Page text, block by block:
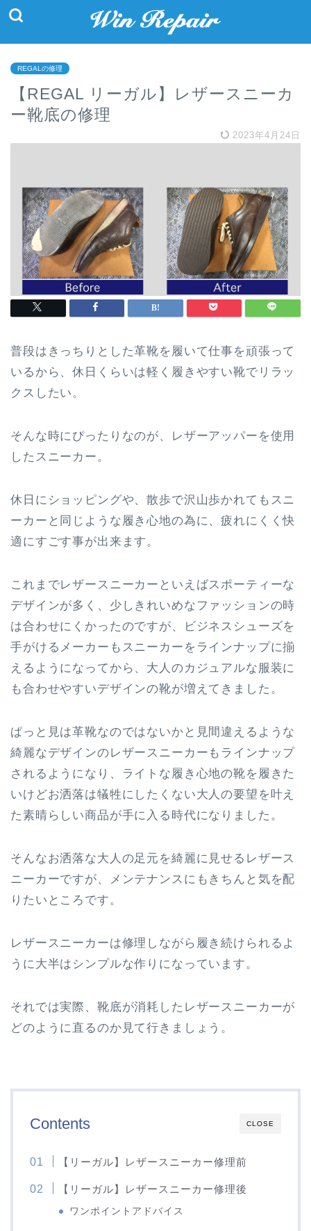
REGALの修理
【REGAL リーガル】レザースニーカ
ー靴底の修理
2023年4月24日
普段はきっちりとした革靴を履いて仕事を頑張って
いるから、休日くらいは軽く履きやすい靴でリラッ
クスしたい。
そんな時にぴったりなのが、レザーアッパーを使用
したスニーカー。
休日にショッピングや、散歩で沢山歩かれてもスニ
ーカーと同じような履き心地の為に、疲れにくく快
適にすごす事が出来ます。
これまでレザースニーカーといえばスポーティーな
デザインが多く、少しきれいめなファッションの時
は合わせにくかったのですが、ビジネスシューズを
手がけるメーカーもスニーカーをラインナップに揃
えるようになってから、大人のカジュアルな服装に
も合わせやすいデザインの靴が増えてきました。
ぱっと見は革靴なのではないかと見間違えるような
綺麗なデザインのレザースニーカーもラインナップ
されるようになり、ライトな履き心地の靴を履きた
いけどお洒落は犠牲にしたくない大人の要望を叶え
た素晴らしい商品が手に入る時代になりました。
そんなお洒落な大人の足元を綺麗に見せるレザース
ニーカーですが、メンテナンスにもきちんと気を配
りたいところです。
レザースニーカーは修理しながら履き続けられるよ
うに大半はシンプルな作りになっています。
それでは実際、靴底が消耗したレザースニーカーが
どのように直るのか見て行きましょう。
CLOSE
Contents
【リーガル】レザースニーカー修理前
【リーガル】レザースニーカー修理後
ワンポイントアドバイス